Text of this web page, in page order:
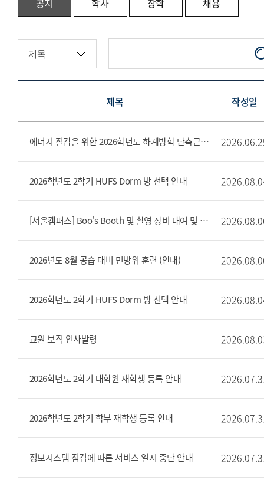
공지 학사 장학
채용
제목 작성일
에너지 절감을 위한 2026학년도 하계방학 단축근무 및 집중 휴무 주간 시행 안내문
2026학년도 2학기 HUFS Dorm 방 선택 안내
[서울캠퍼스] Boo's Booth 및 촬영 장비 대여 및 반납 장소 변경 안내(8/6~)
2026년도 8월 공습 대비 민방위 훈련 (안내)
2026학년도 2학기 HUFS Dorm 방 선택 안내
교원 보직 인사발령
2026학년도 2학기 대학원 재학생 등록 안내
2026학년도 2학기 학부 재학생 등록 안내
정보시스템 점검에 따른 서비스 일시 중단 안내